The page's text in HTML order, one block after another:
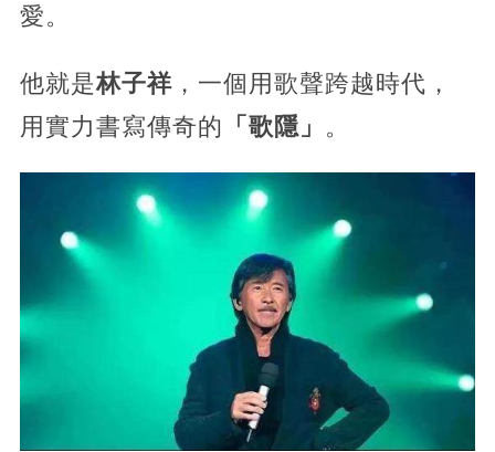
愛。
他就是林子祥，一個用歌聲跨越時代，
用實力書寫傳奇的
「歌隱」 。